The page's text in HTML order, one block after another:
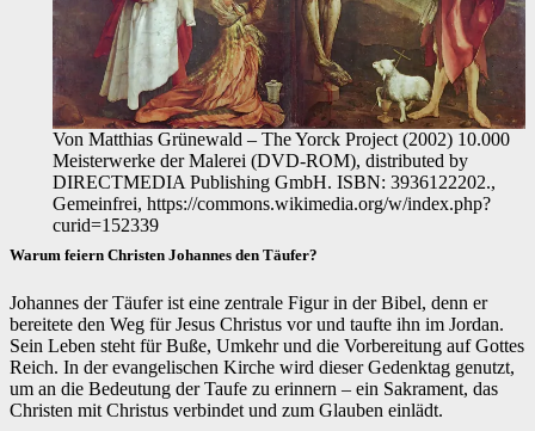
Von Matthias Grünewald – The Yorck Project (2002) 10.000
Meisterwerke der Malerei (DVD-ROM), distributed by
DIRECTMEDIA Publishing GmbH. ISBN: 3936122202.,
Gemeinfrei, https://commons.wikimedia.org/w/index.php?
curid=152339
Warum feiern Christen Johannes den Täufer?
Johannes der Täufer ist eine zentrale Figur in der Bibel, denn er
bereitete den Weg für Jesus Christus vor und taufte ihn im Jordan.
Sein Leben steht für Buße, Umkehr und die Vorbereitung auf Gottes
Reich. In der evangelischen Kirche wird dieser Gedenktag genutzt,
um an die Bedeutung der Taufe zu erinnern – ein Sakrament, das
Christen mit Christus verbindet und zum Glauben einlädt.